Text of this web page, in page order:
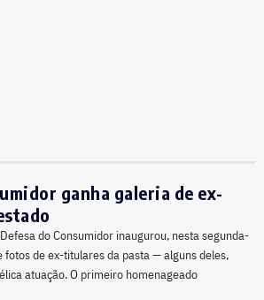
ganha galeria de ex-
do Consumidor inaugurou, nesta segunda-
de ex-titulares da pasta — alguns deles,
atuação. O primeiro homenageado